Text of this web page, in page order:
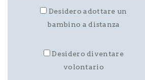
Desidero adottare un
bambino a distanza
Desidero diventare
volontario